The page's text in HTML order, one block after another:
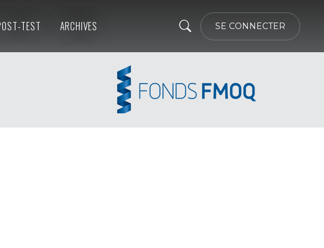
SE CONNECTER
TEST ARCHIVES